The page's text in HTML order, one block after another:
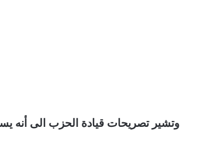
وتشير تصريحات قيادة الحزب الى أنه